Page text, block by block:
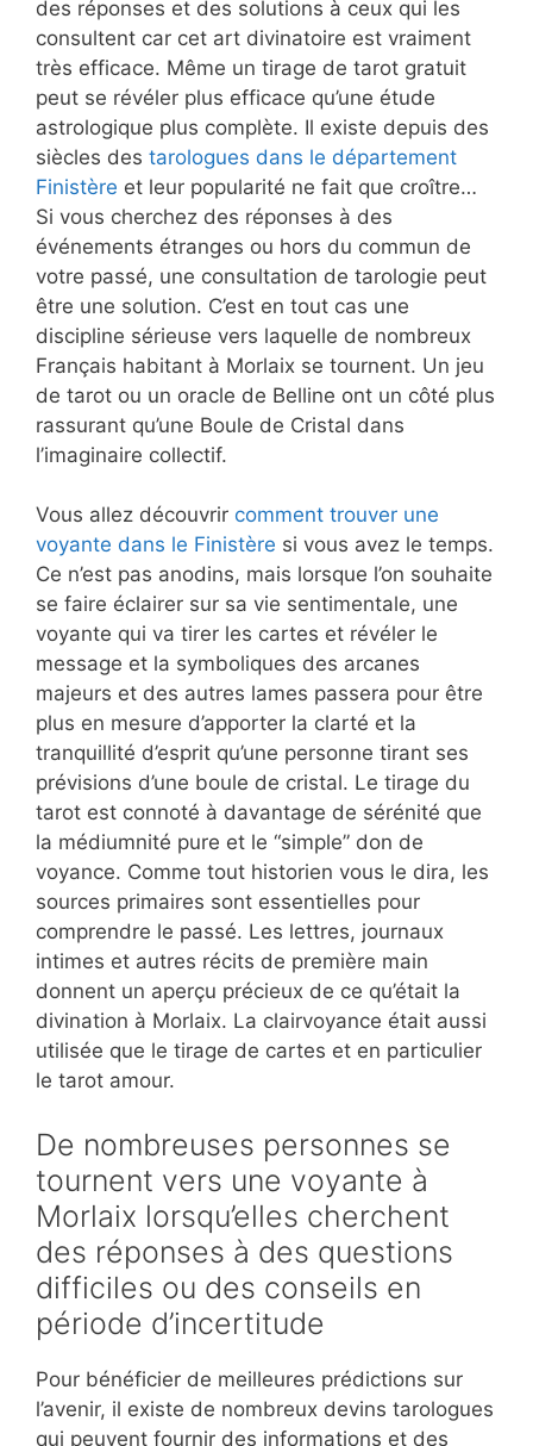
des réponses et des solutions à ceux qui les
consultent car cet art divinatoire est vraiment
très efficace. Même un tirage de tarot gratuit
peut se révéler plus efficace qu’une étude
astrologique plus complète. Il existe depuis des
siècles des tarologues dans le département
Finistère et leur popularité ne fait que croître…
Si vous cherchez des réponses à des
événements étranges ou hors du commun de
votre passé, une consultation de tarologie peut
être une solution. C’est en tout cas une
discipline sérieuse vers laquelle de nombreux
Français habitant à Morlaix se tournent. Un jeu
de tarot ou un oracle de Belline ont un côté plus
rassurant qu’une Boule de Cristal dans
l’imaginaire collectif.
Vous allez découvrir comment trouver une
voyante dans le Finistère si vous avez le temps.
Ce n’est pas anodins, mais lorsque l’on souhaite
se faire éclairer sur sa vie sentimentale, une
voyante qui va tirer les cartes et révéler le
message et la symboliques des arcanes
majeurs et des autres lames passera pour être
plus en mesure d’apporter la clarté et la
tranquillité d’esprit qu’une personne tirant ses
prévisions d’une boule de cristal. Le tirage du
tarot est connoté à davantage de sérénité que
la médiumnité pure et le “simple” don de
voyance. Comme tout historien vous le dira, les
sources primaires sont essentielles pour
comprendre le passé. Les lettres, journaux
intimes et autres récits de première main
donnent un aperçu précieux de ce qu’était la
divination à Morlaix. La clairvoyance était aussi
utilisée que le tirage de cartes et en particulier
le tarot amour.
De nombreuses personnes se
tournent vers une voyante à
Morlaix lorsqu’elles cherchent
des réponses à des questions
difficiles ou des conseils en
période d’incertitude
Pour bénéficier de meilleures prédictions sur
l’avenir, il existe de nombreux devins tarologues
qui peuvent fournir des informations et des